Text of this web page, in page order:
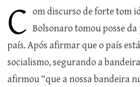
C
om discurso de forte tom
Bolsonaro tomou posse
país. Após afirmar que o país
socialismo, segurando a
afirmou “que a nossa bandeira